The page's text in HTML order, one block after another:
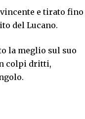
e tirato fino
del Lucano.
la meglio sul suo
colpi dritti,